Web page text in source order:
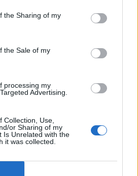
the Sharing of my
the Sale of my
processing my
Advertising.
Collection, Use,
or Sharing of my
Is Unrelated with the
it was collected.